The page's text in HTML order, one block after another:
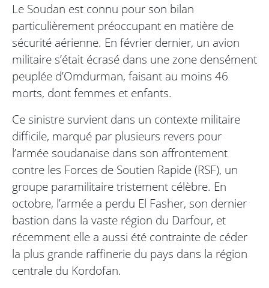
Le Soudan est connu pour son bilan
particulièrement préoccupant en matière de
sécurité aérienne. En février dernier, un avion
militaire s’était écrasé dans une zone densément
peuplée d’Omdurman, faisant au moins 46
morts, dont femmes et enfants.
Ce sinistre survient dans un contexte militaire
difficile, marqué par plusieurs revers pour
l’armée soudanaise dans son affrontement
contre les Forces de Soutien Rapide (RSF), un
groupe paramilitaire tristement célèbre. En
octobre, l’armée a perdu El Fasher, son dernier
bastion dans la vaste région du Darfour, et
récemment elle a aussi été contrainte de céder
la plus grande raffinerie du pays dans la région
centrale du Kordofan.